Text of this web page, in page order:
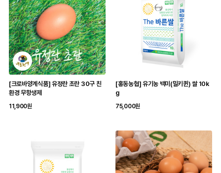
[크로바양계식품] 유정란 초란 30구 친
환경 무항생제
11,900원
[홍동농협] 유기농 백미(밀키퀸) 쌀 10k
g
75,000원